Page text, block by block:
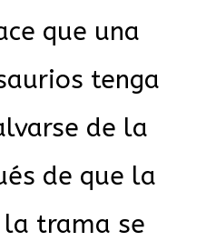
que una
tenga
de la
de que la
trama se